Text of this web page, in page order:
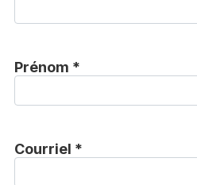
Prénom *
Courriel *